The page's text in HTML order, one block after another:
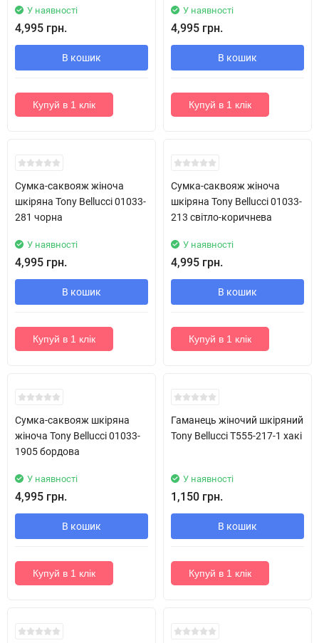
У наявності
4,995 грн.
В кошик
Купуй в 1 клік
У наявності
4,995 грн.
В кошик
Купуй в 1 клік
Хіт!
Сумка-саквояж жіноча
шкіряна Tony Bellucci 01033-
281 чорна
У наявності
4,995 грн.
В кошик
Купуй в 1 клік
Хіт!
Сумка-саквояж жіноча
шкіряна Tony Bellucci 01033-
213 світло-коричнева
У наявності
4,995 грн.
В кошик
Купуй в 1 клік
Хіт!
Сумка-саквояж шкіряна
жіноча Tony Bellucci 01033-
1905 бордова
У наявності
4,995 грн.
В кошик
Купуй в 1 клік
Хіт!
Гаманець жіночий шкіряний
Tony Bellucci T555-217-1 хакі
У наявності
1,150 грн.
В кошик
Купуй в 1 клік
уцінка